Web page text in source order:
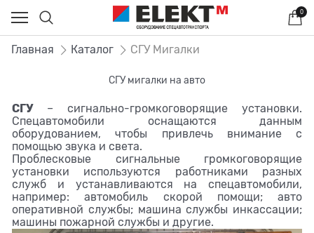
0
Главная Каталог СГУ Мигалки
СГУ мигалки на авто
СГУ – сигнально-громкоговорящие установки.
Спецавтомобили оснащаются данным
оборудованием, чтобы привлечь внимание с
помощью звука и света.
Проблесковые сигнальные громкоговорящие
установки используются работниками разных
служб и устанавливаются на спецавтомобили,
например: автомобиль скорой помощи; авто
оперативной службы; машина службы инкассации;
машины пожарной службы и другие.